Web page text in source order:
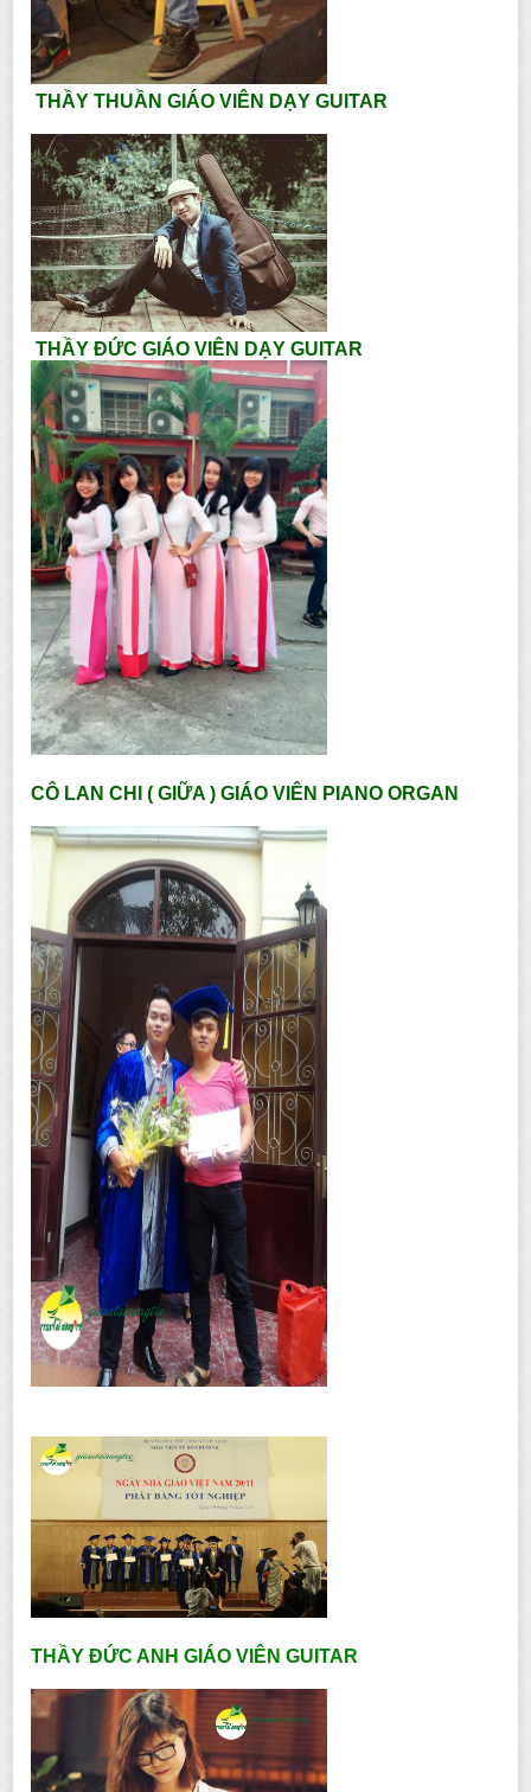
THẦY THUẦN GIÁO VIÊN DẠY GUITAR
THẦY ĐỨC GIÁO VIÊN DẠY GUITAR
CÔ LAN CHI ( GIỮA ) GIÁO VIÊN PIANO ORGAN
THẦY ĐỨC ANH GIÁO VIÊN GUITAR